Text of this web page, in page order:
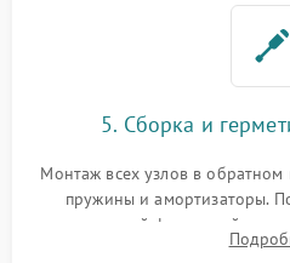
5. Сборка и
Монтаж всех узлов в обратном
пружины и амортизаторы.
надежной фиксацией
герметиком для